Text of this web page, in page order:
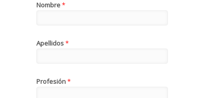
Nombre*
Apellidos*
Profesión*